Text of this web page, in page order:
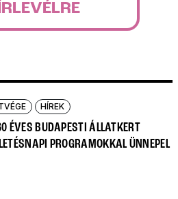
HÍREK
ÉVES BUDAPESTI ÁLLATKERT
PROGRAMOKKAL ÜNNEPEL